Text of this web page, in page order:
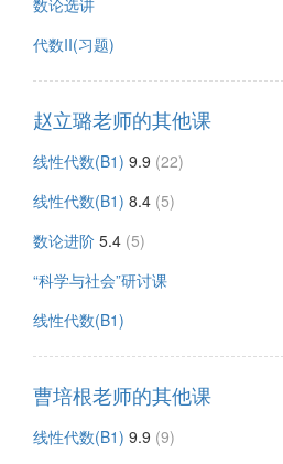
数论选讲
代数II(习题)
赵立璐老师的其他课
线性代数(B1) 9.9 (22)
线性代数(B1) 8.4 (5)
数论进阶 5.4 (5)
“科学与社会”研讨课
线性代数(B1)
曹培根老师的其他课
线性代数(B1) 9.9 (9)